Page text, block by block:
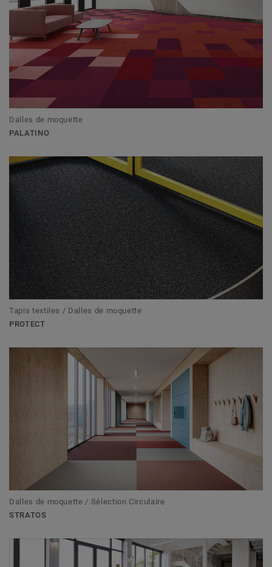
Dalles de moquette
PALATINO
Tapis textiles / Dalles de moquette
PROTECT
Dalles de moquette / Sélection Circulaire
STRATOS